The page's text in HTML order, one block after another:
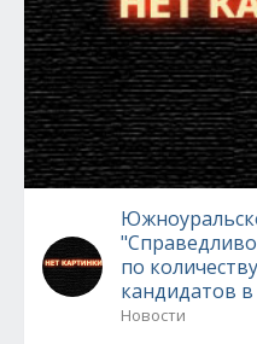
по
кандидатов
Новости